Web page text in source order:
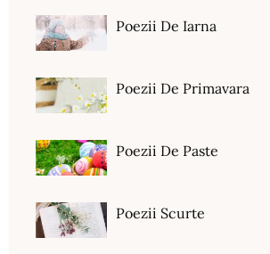
Poezii De Iarna
Poezii De Primavara
Poezii De Paste
Poezii Scurte